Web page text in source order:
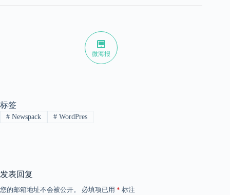
微海报
标签
#Newspack #WordPres
发表回复
您的邮箱地址不会被公开。 必填项已用 * 标注